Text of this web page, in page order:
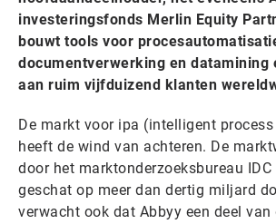
investeringsfonds Merlin Equity
bouwt tools voor
documentverwerking en datamining
aan ruim vijfduizend klanten
De markt voor ipa (intelligent
heeft de wind van achteren. De
door het marktonderzoeksbureau IDC
geschat op meer dan dertig miljard
verwacht ook dat Abbyy een deel van